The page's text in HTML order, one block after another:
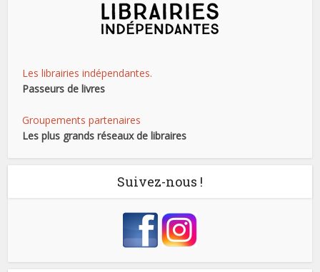
Les librairies indépendantes.
Passeurs de livres
Groupements partenaires
Les plus grands réseaux de libraires
Suivez-nous !